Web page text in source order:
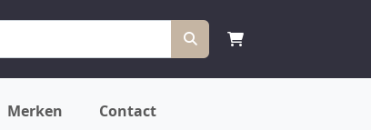
Merken Contact